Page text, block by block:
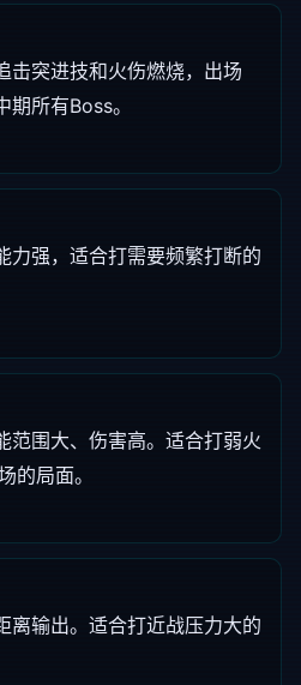
击突进技和火伤燃烧，出场
所有Boss。
力强，适合打需要频繁打断的
范围大、伤害高。适合打弱火
的局面。
离输出。适合打近战压力大的